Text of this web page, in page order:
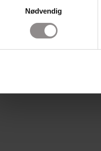
Nødvendig